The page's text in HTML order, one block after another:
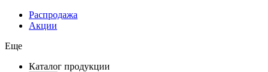
Распродажа
Акции
Еще
Каталог продукции